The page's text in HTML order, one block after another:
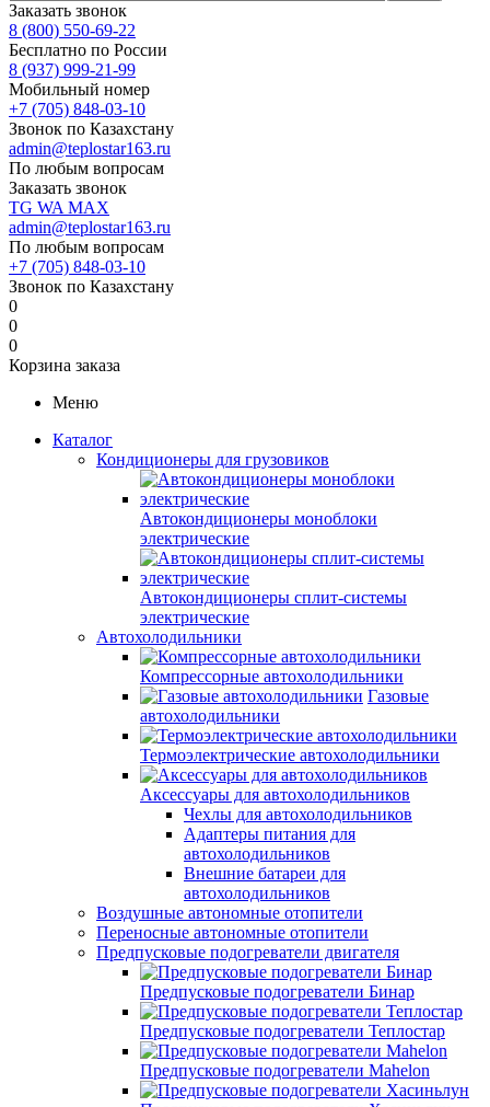
Заказать звонок
8 (800) 550-69-22
Бесплатно по России
8 (937) 999-21-99
Мобильный номер
+7 (705) 848-03-10
Звонок по Казахстану
admin@teplostar163.ru
По любым вопросам
Заказать звонок
TG WA MAX
admin@teplostar163.ru
По любым вопросам
+7 (705) 848-03-10
Звонок по Казахстану
0
0
0
Корзина заказа
Меню
Каталог
Кондиционеры для грузовиков
Автокондиционеры моноблоки
электрические
Автокондиционеры сплит-системы
электрические
Автохолодильники
Компрессорные автохолодильники
Газовые
автохолодильники
Термоэлектрические автохолодильники
Аксессуары для автохолодильников
Чехлы для автохолодильников
Адаптеры питания для
автохолодильников
Внешние батареи для
автохолодильников
Воздушные автономные отопители
Переносные автономные отопители
Предпусковые подогреватели двигателя
Предпусковые подогреватели Бинар
Предпусковые подогреватели Теплостар
Предпусковые подогреватели Mahelon